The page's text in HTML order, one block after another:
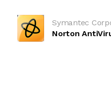
Symantec
Norton